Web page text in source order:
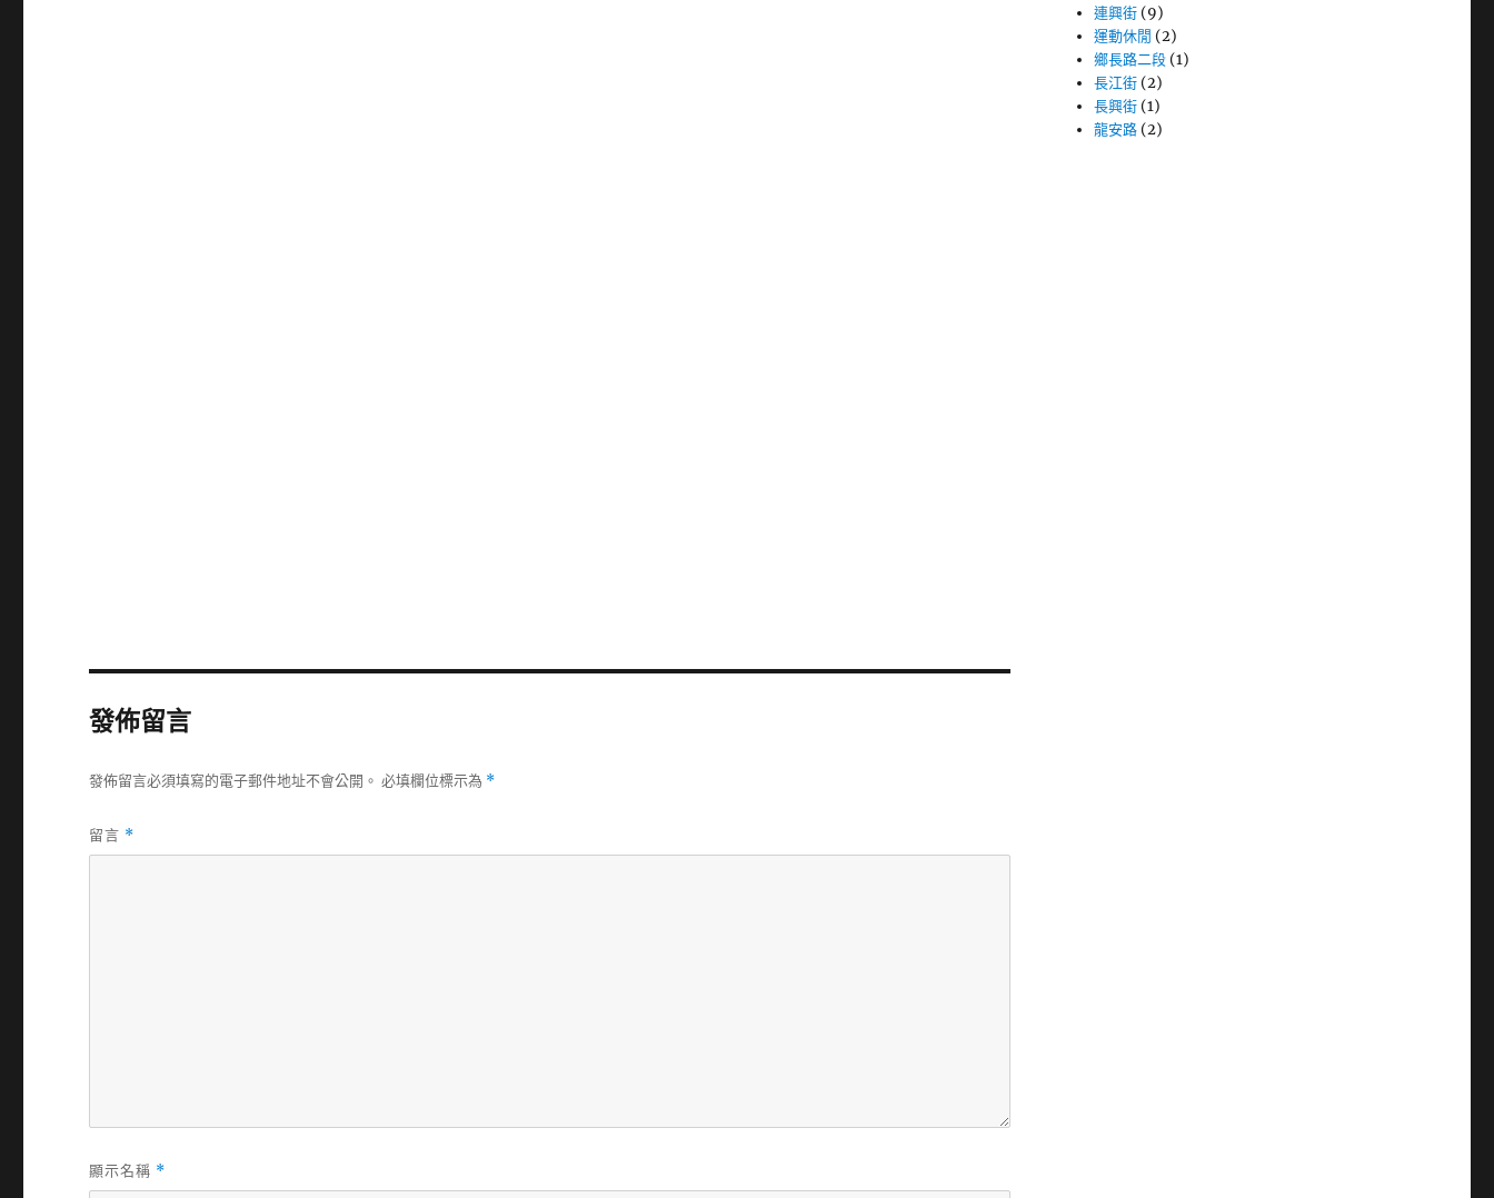
發佈留言
發佈留言必須填寫的電子郵件地址不會公開。 必填欄位標示為 *
留言 *
顯示名稱 *
連興街 (9)
運動休閒 (2)
鄉長路二段 (1)
長江街 (2)
長興街 (1)
龍安路 (2)